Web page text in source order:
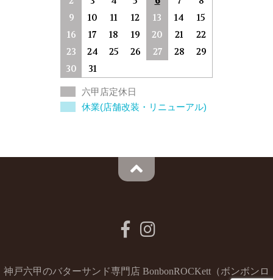
9
10 11 12 13 14
15
16
17 18 19 20 21
22
23
24 25 26 27 28
29
30
31
六甲店定休日
休業(店舗改装・リニューアル)
神戸六甲のバターサンド専門店 BonbonROCKett（ボンボンロ